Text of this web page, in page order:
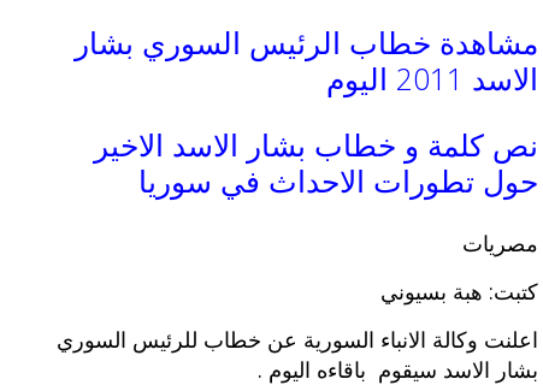
مشاهدة خطاب الرئيس السوري بشار
الاسد 2011 اليوم
نص كلمة و خطاب بشار الاسد الاخير
حول تطورات الاحداث في سوريا
مصريات
كتبت: هبة بسيوني
اعلنت وكالة الانباء السورية عن خطاب للرئيس السوري
بشار الاسد سيقوم باقاءه اليوم .